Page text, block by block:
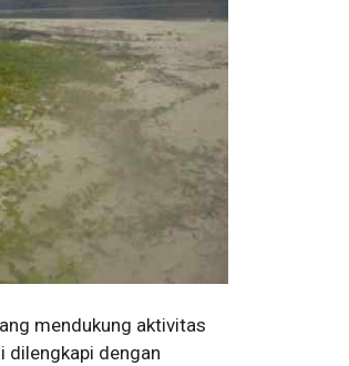
mendukung aktivitas
dilengkapi dengan